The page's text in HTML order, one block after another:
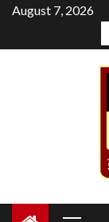
Skip
content
August 7, 2026